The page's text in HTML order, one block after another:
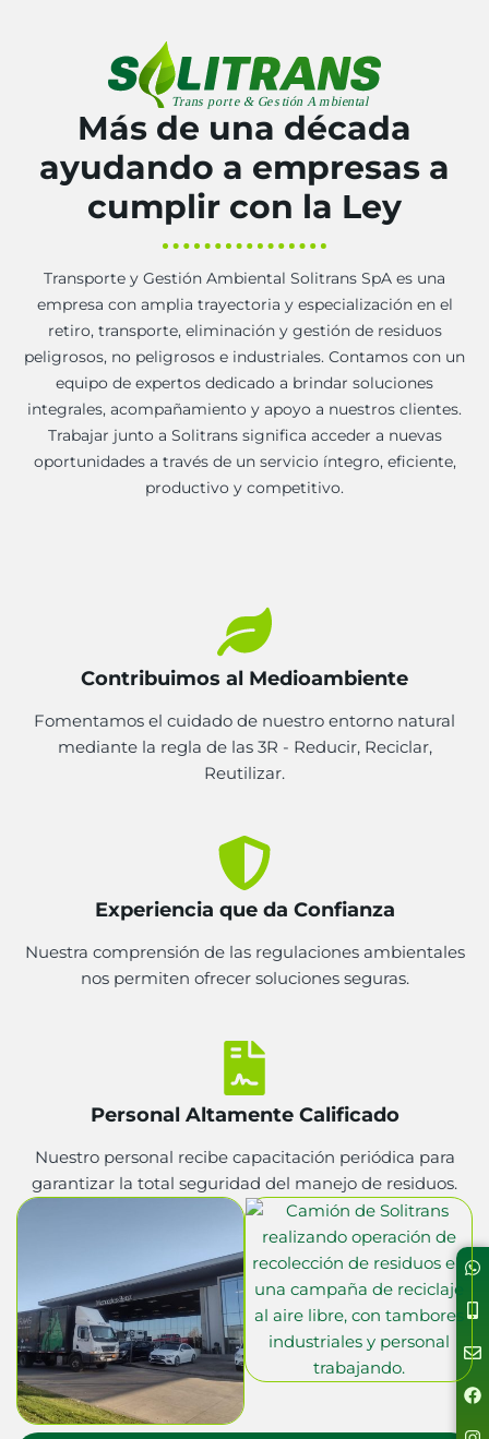
Más de una década
ayudando a empresas a
cumplir con la Ley
Transporte y Gestión Ambiental Solitrans SpA es una
empresa con amplia trayectoria y especialización en el
retiro, transporte, eliminación y gestión de residuos
peligrosos, no peligrosos e industriales. Contamos con un
equipo de expertos dedicado a brindar soluciones
integrales, acompañamiento y apoyo a nuestros clientes.
Trabajar junto a Solitrans significa acceder a nuevas
oportunidades a través de un servicio íntegro, eficiente,
productivo y competitivo.
Contribuimos al Medioambiente
Fomentamos el cuidado de nuestro entorno natural
mediante la regla de las 3R - Reducir, Reciclar,
Reutilizar.
Experiencia que da Confianza
Nuestra comprensión de las regulaciones ambientales
nos permiten ofrecer soluciones seguras.
Personal Altamente Calificado
Nuestro personal recibe capacitación periódica para
garantizar la total seguridad del manejo de residuos.